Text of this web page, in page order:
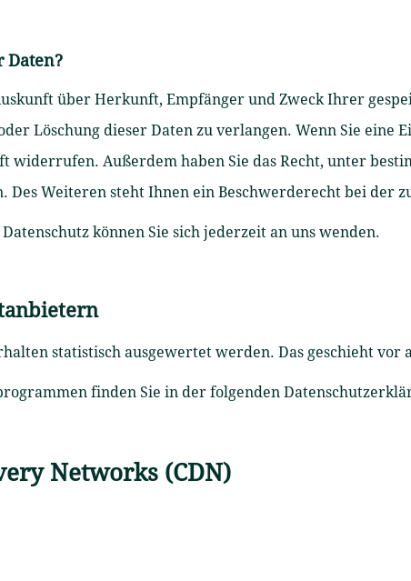
Daten?
über Herkunft, Empfänger und Zweck Ihrer
Löschung dieser Daten zu verlangen. Wenn Sie
widerrufen. Außerdem haben Sie das Recht, unter
Des Weiteren steht Ihnen ein Beschwerderecht bei der
können Sie sich jederzeit an uns wenden.
statistisch ausgewertet werden. Das geschieht
finden Sie in der folgenden
Networks (CDN)